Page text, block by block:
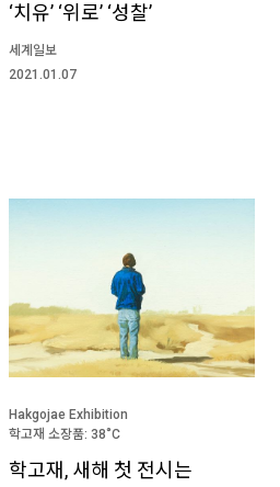
‘치유’ ‘위로’ ‘성찰’
세계일보
2021.01.07
Hakgojae Exhibition
학고재 소장품: 38˚C
학고재, 새해 첫 전시는